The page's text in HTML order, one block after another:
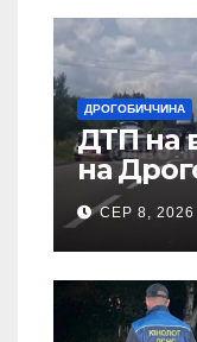
ДРОГОБИЧЧИНА
ДТП на
на
СЕР 8, 2026